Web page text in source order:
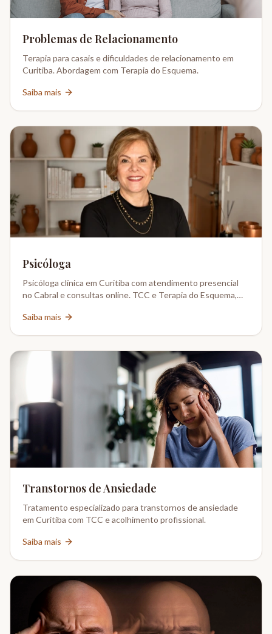
Problemas de Relacionamento
Terapia para casais e dificuldades de relacionamento em
Curitiba. Abordagem com Terapia do Esquema.
Saiba mais
Psicóloga
Psicóloga clínica em Curitiba com atendimento presencial
no Cabral e consultas online. TCC e Terapia do Esquema,
Saiba mais
Transtornos de Ansiedade
Tratamento especializado para transtornos de ansiedade
em Curitiba com TCC e acolhimento profissional.
Saiba mais